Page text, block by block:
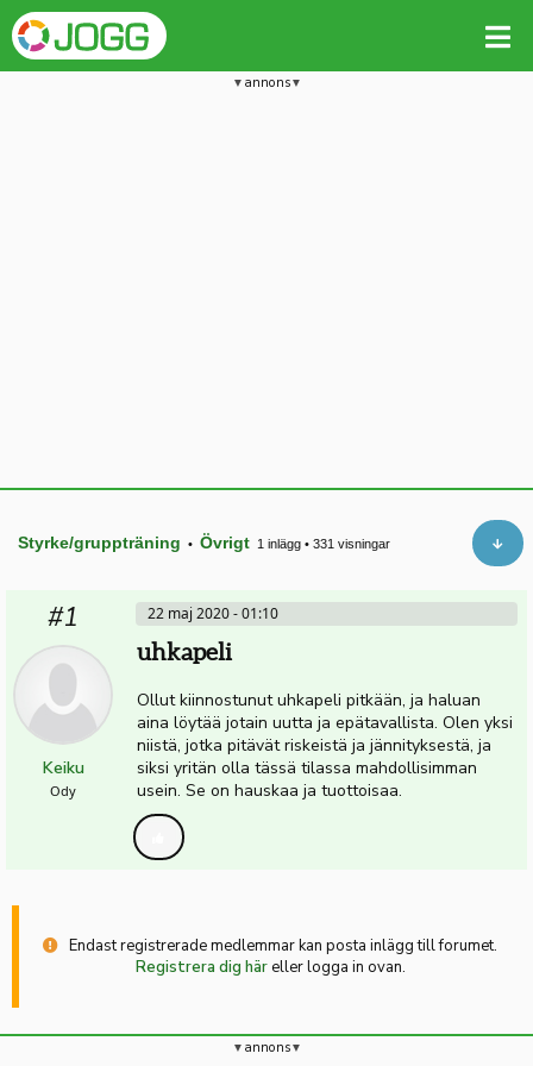
annons
Styrke/gruppträning • Övrigt 1 inlägg • 331 visningar
#1
Keiku
Ody
22 maj 2020 - 01:10
uhkapeli
Ollut kiinnostunut uhkapeli pitkään, ja haluan
aina löytää jotain uutta ja epätavallista. Olen yksi
niistä, jotka pitävät riskeistä ja jännityksestä, ja
siksi yritän olla tässä tilassa mahdollisimman
usein. Se on hauskaa ja tuottoisaa.
Endast registrerade medlemmar kan posta inlägg till forumet.
Registrera dig häreller logga in ovan.
annons